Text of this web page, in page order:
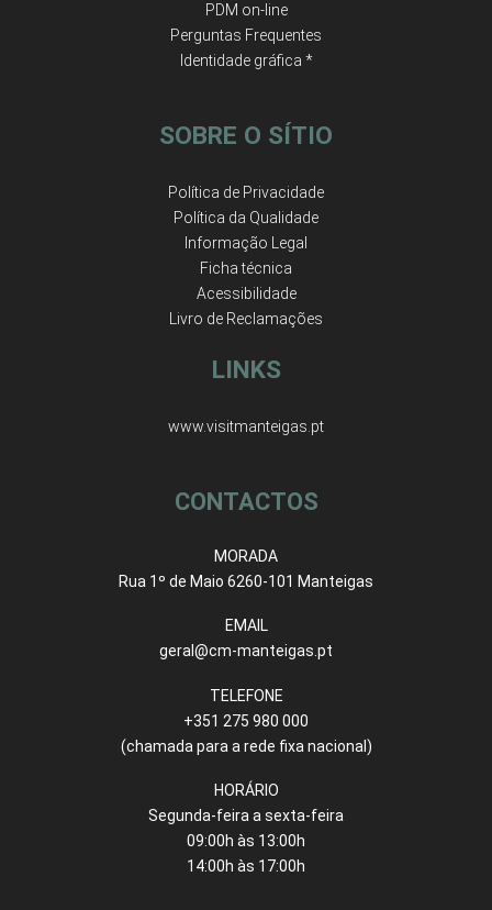
PDM on-line
Perguntas Frequentes
Identidade gráfica *
SOBRE O SÍTIO
Política de Privacidade
Política da Qualidade
Informação Legal
Ficha técnica
Acessibilidade
Livro de Reclamações
LINKS
www.visitmanteigas.pt
CONTACTOS
MORADA
Rua 1º de Maio 6260-101 Manteigas
EMAIL
geral@cm-manteigas.pt
TELEFONE
+351 275 980 000
(chamada para a rede fixa nacional)
HORÁRIO
Segunda-feira a sexta-feira
09:00h às 13:00h
14:00h às 17:00h